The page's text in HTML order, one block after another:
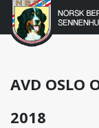
Gå
Norsk
Berner
AVD OSLO
2018